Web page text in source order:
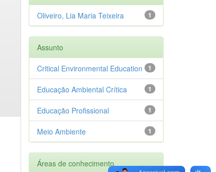
1
Oliveiro, Lia Maria Teixeira
Assunto
1
Critical Environmental Education
1
Educação Ambiental Crítica
1
Educação Profissional
1
Meio Ambiente
Áreas de conhecimento